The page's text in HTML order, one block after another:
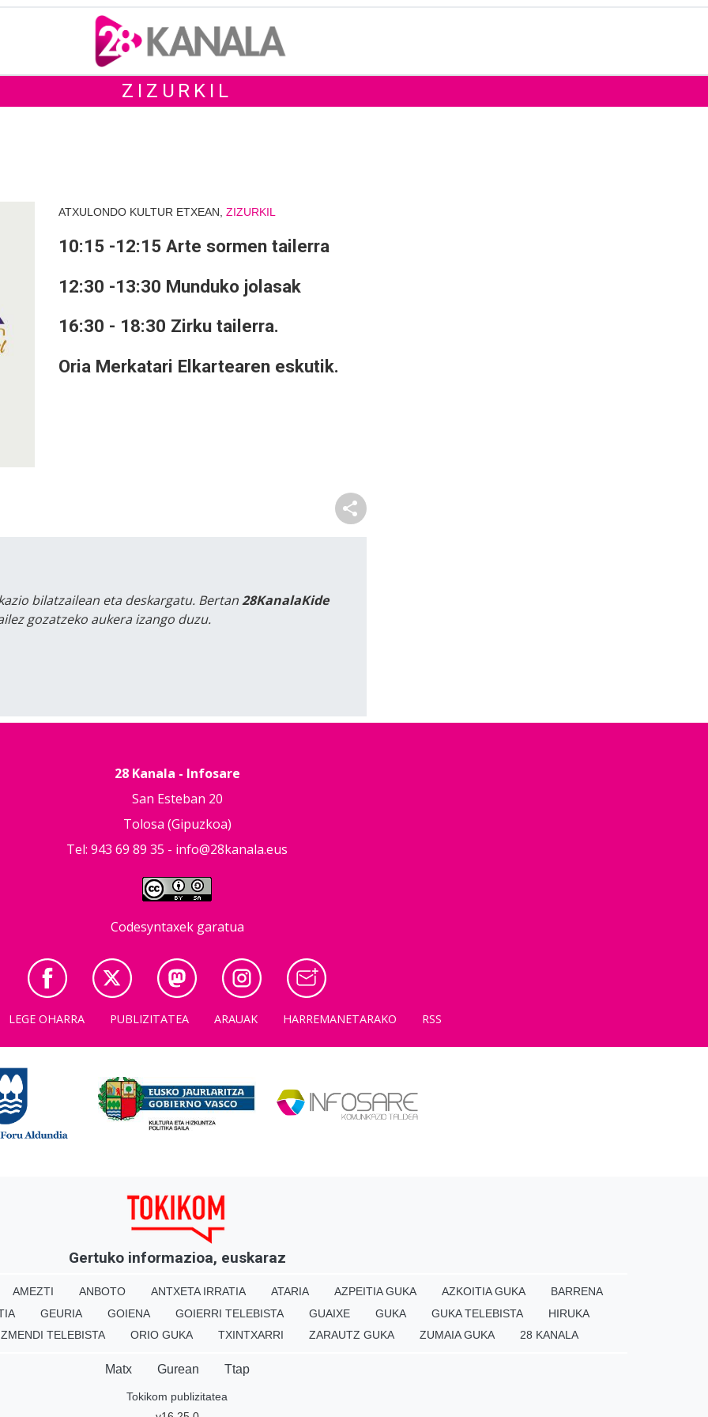
ZIZURKIL
ATXULONDO KULTUR ETXEAN, ZIZURKIL
10:15 -12:15 Arte sormen tailerra
12:30 -13:30 Munduko jolasak
16:30 - 18:30 Zirku tailerra.
Oria Merkatari Elkartearen eskutik.
bilatzailean eta deskargatu. Bertan28KanalaKide
gozatzeko aukera izango duzu.
28 Kanala - Infosare
San Esteban 20
Tolosa (Gipuzkoa)
Tel: 943 69 89 35 - info@28kanala.eus
Codesyntaxek garatua
LEGE OHARRA PUBLIZITATEA ARAUAK HARREMANETARAKO RSS
Gertuko informazioa, euskaraz
AMEZTI ANBOTO ANTXETA IRRATIA ATARIA AZPEITIA GUKA AZKOITIA GUKA
BARRENA
GEURIA GOIENA GOIERRI TELEBISTA GUAIXE GUKA GUKA TELEBISTA
HIRUKA
TELEBISTA ORIO GUKA TXINTXARRI ZARAUTZ GUKA ZUMAIA GUKA 28 KANALA
Matx Gurean Ttap
Tokikom publizitatea